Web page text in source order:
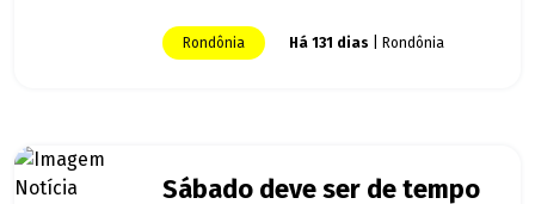
Rondônia Há 131 dias | Rondônia
Sábado deve ser de tempo